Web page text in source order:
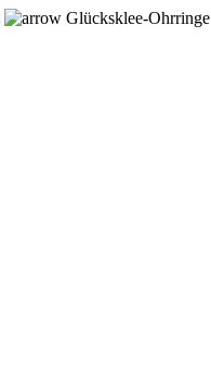
Glücksklee-Ohrringe